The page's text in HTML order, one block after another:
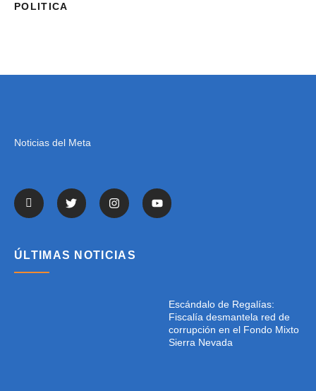
POLITICA
Noticias del Meta
ÚLTIMAS NOTICIAS
Escándalo de Regalías:
Fiscalía desmantela red de
corrupción en el Fondo Mixto
Sierra Nevada